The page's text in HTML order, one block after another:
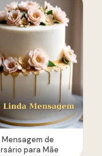
de
para Mãe